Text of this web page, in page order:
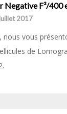
Negative F²/400
2017
nous vous
de